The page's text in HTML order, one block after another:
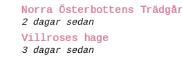
Norra Österbottens
2 dagar sedan
Villroses hage
3 dagar sedan